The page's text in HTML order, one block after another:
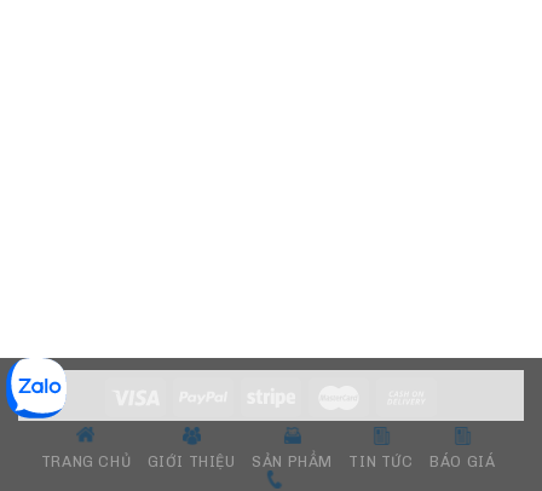
TRANG CHỦ GIỚI THIỆU SẢN PHẨM TIN TỨC BÁO GIÁ